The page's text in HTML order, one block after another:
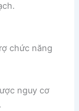
chức năng
nguy cơ